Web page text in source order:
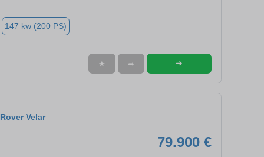
147 kw (200 PS)
★ ➦ ➜
Velar
79.900 €